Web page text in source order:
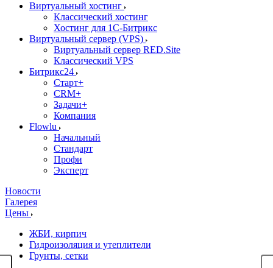
Виртуальный хостинг
Классический хостинг
Хостинг для 1С-Битрикс
Виртуальный сервер (VPS)
Виртуальный сервер RED.Site
Классический VPS
Битрикс24
Старт+
CRM+
Задачи+
Компания
Flowlu
Начальный
Стандарт
Профи
Эксперт
Новости
Галерея
Цены
ЖБИ, кирпич
Гидроизоляция и утеплители
Грунты, сетки